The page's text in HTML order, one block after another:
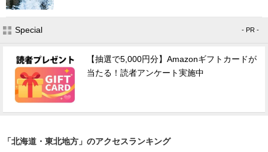
Special - PR -
【抽選で5,000円分】Amazonギフトカードが
当たる！読者アンケート実施中
「北海道・東北地方」のアクセスランキング